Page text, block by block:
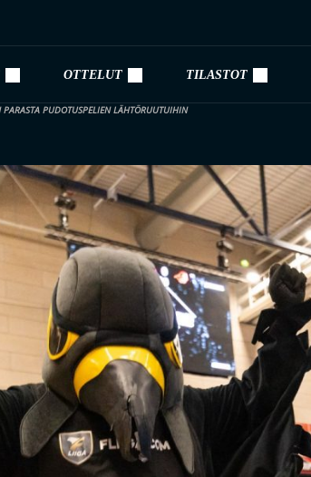
OTTELUT TILASTOT
PUDOTUSPELIEN LÄHTÖRUUTUIHIN